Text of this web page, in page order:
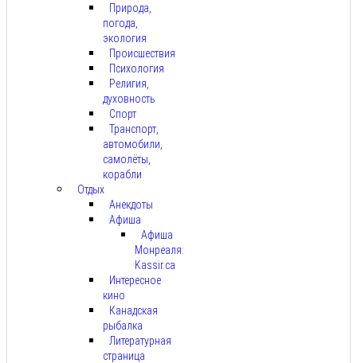
Природа,
погода,
экология
Происшествия
Психология
Религия,
духовность
Спорт
Транспорт,
автомобили,
самолёты,
корабли
Отдых
Анекдоты
Афиша
Афиша
Монреаля:
Kassir.ca
Интересное
кино
Канадская
рыбалка
Литературная
страница